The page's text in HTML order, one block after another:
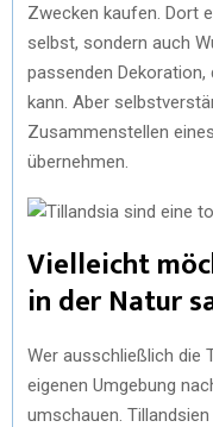
Zwecken kaufen. Dort
selbst, sondern auch
passenden
kann. Aber
Zusammenstellen
übernehmen.
Vielleicht
in der Natur
Wer ausschließlich die
eigenen Umgebung
umschauen.